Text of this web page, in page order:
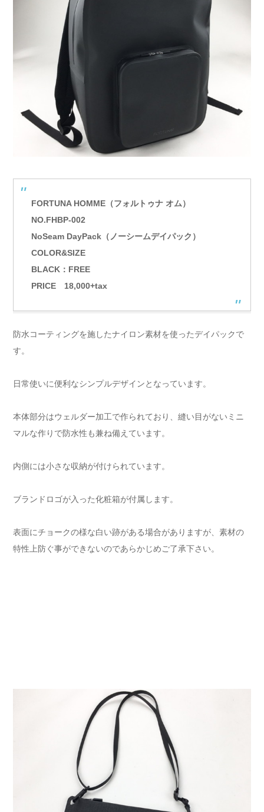
FORTUNA HOMME（フォルトゥナ オム）
NO.FHBP-002
NoSeam DayPack（ノーシームデイパック）
COLOR&SIZE
BLACK：FREE
PRICE 18,000+tax
防水コーティングを施したナイロン素材を使ったデイパックで
す。
日常使いに便利なシンプルデザインとなっています。
本体部分はウェルダー加工で作られており、縫い目がないミニ
マルな作りで防水性も兼ね備えています。
内側には小さな収納が付けられています。
ブランドロゴが入った化粧箱が付属します。
表面にチョークの様な白い跡がある場合がありますが、素材の
特性上防ぐ事ができないのであらかじめご了承下さい。